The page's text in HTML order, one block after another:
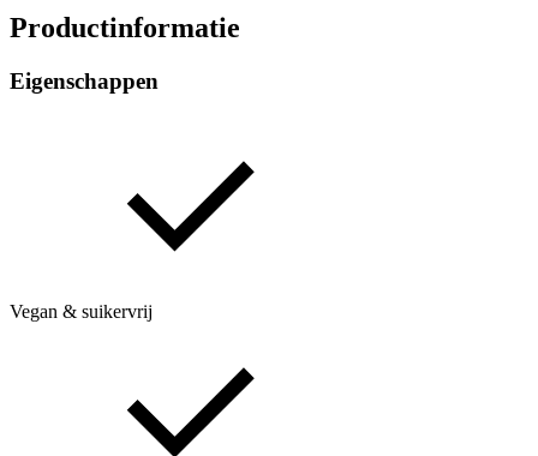
Productinformatie
Eigenschappen
Vegan & suikervrij